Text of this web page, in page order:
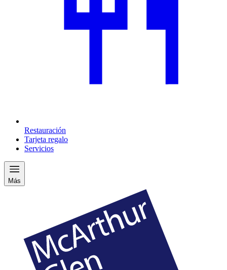
Restauración
Tarjeta regalo
Servicios
Más